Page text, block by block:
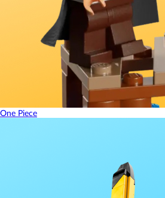
One Piece